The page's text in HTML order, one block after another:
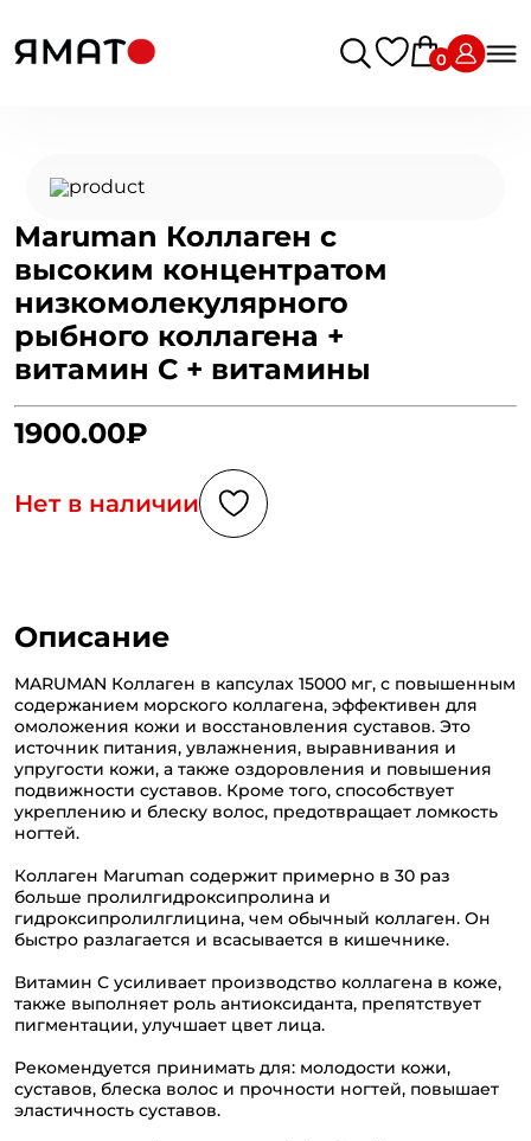
0
Maruman Коллаген с
высоким концентратом
низкомолекулярного
рыбного коллагена +
витамин С + витамины
1900.00₽
Нет в наличии
Описание
MARUMAN Коллаген в капсулах 15000 мг, с повышенным
содержанием морского коллагена, эффективен для
омоложения кожи и восстановления суставов. Это
источник питания, увлажнения, выравнивания и
упругости кожи, а также оздоровления и повышения
подвижности суставов. Кроме того, способствует
укреплению и блеску волос, предотвращает ломкость
ногтей.
Коллаген Maruman содержит примерно в 30 раз
больше пролилгидроксипролина и
гидроксипролилглицина, чем обычный коллаген. Он
быстро разлагается и всасывается в кишечнике.
Витамин С усиливает производство коллагена в коже,
также выполняет роль антиоксиданта, препятствует
пигментации, улучшает цвет лица.
Рекомендуется принимать для: молодости кожи,
суставов, блеска волос и прочности ногтей, повышает
эластичность суставов.